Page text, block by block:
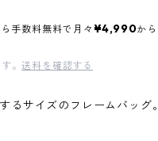
手数料無料で 月々 ¥4,990から
。送料を確認する
るサイズのフレームバッグ。